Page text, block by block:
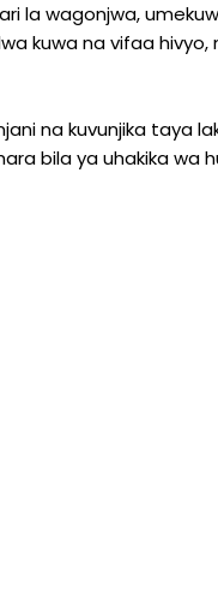
la wagonjwa,
kuwa na vifaa hivyo,
na kuvunjika taya
bila ya uhakika wa